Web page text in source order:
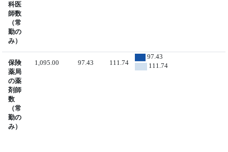
科医
師数
（常
勤の
み）
保険
薬局
の薬
剤師
数
（常
勤の
み）
1,095.00 97.43 111.74
97.43
111.74